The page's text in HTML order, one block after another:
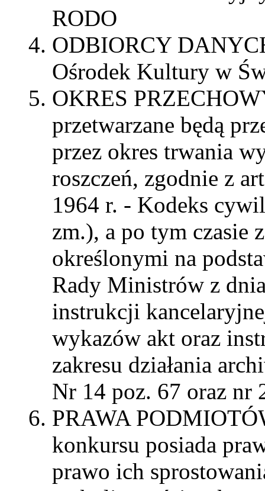
RODO
ODBIORCY
Ośrodek Kultury w
OKRES
przetwarzane będą
przez okres trwania
roszczeń, zgodnie z
1964 r. - Kodeks
zm.), a po tym czasie
określonymi na
Rady Ministrów z
instrukcji
wykazów akt oraz
zakresu działania
Nr 14 poz. 67 oraz nr
PRAWA
konkursu posiada
prawo ich